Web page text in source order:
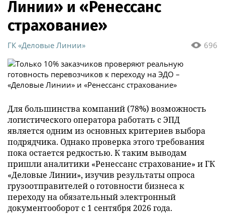
Линии» и «Ренессанс
страхование»
696
ГК «Деловые Линии»
Для большинства компаний (78%) возможность
логистического оператора работать с ЭПД
является одним из основных критериев выбора
подрядчика. Однако проверка этого требования
пока остается редкостью. К таким выводам
пришли аналитики «Ренессанс страхование» и ГК
«Деловые Линии», изучив результаты опроса
грузоотправителей о готовности бизнеса к
переходу на обязательный электронный
документооборот с 1 сентября 2026 года.